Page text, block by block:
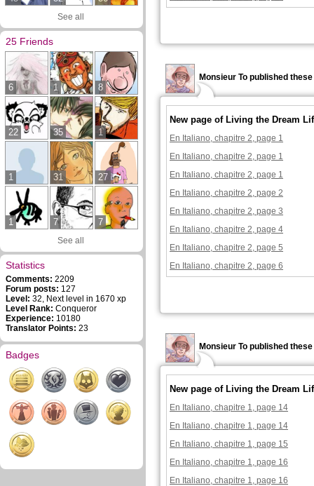
See all
25 Friends
6 1 8
22 35 1
1 31 27
1 7 7
See all
Statistics
Comments: 2209
Forum posts: 127
Level: 32, Next level in 1670 xp
Level Rank: Conqueror
Experience: 10180
Translator Points: 23
Badges
Monsieur To published
New page of Living the Dream
En Italiano, chapitre 2, page 1
En Italiano, chapitre 2, page 1
En Italiano, chapitre 2, page 1
En Italiano, chapitre 2, page 2
En Italiano, chapitre 2, page 3
En Italiano, chapitre 2, page 4
En Italiano, chapitre 2, page 5
En Italiano, chapitre 2, page 6
Monsieur To published
New page of Living the Dream
En Italiano, chapitre 1, page 14
En Italiano, chapitre 1, page 14
En Italiano, chapitre 1, page 15
En Italiano, chapitre 1, page 16
En Italiano, chapitre 1, page 16